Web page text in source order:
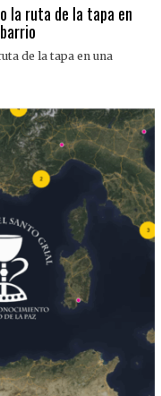
la ruta de la tapa en
de la tapa en una